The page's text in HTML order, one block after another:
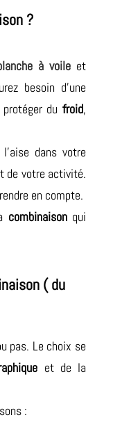
?
à voileet
besoin d’une
dufroid,
dans votre
de votre activité.
en compte.
combinaisonqui
( du
pas. Le choix se
et de la
: